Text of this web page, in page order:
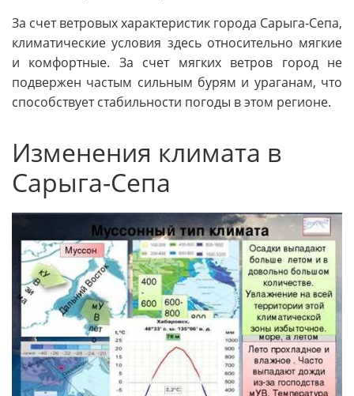
За счет ветровых характеристик города Сарыга-Сепа,
климатические условия здесь относительно мягкие
и комфортные. За счет мягких ветров город не
подвержен частым сильным бурям и ураганам, что
способствует стабильности погоды в этом регионе.
Изменения климата в
Сарыга-Сепа